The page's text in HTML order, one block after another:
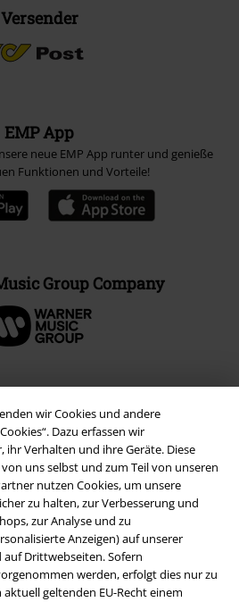
wir Cookies und andere
Dazu erfassen wir
Verhalten und ihre Geräte. Diese
uns selbst und zum Teil von unseren
nutzen Cookies, um unsere
zu halten, zur Verbesserung und
zur Analyse und zu
Anzeigen) auf unserer
auf Drittwebseiten. Sofern
werden, erfolgt dies nur zu
geltenden EU-Recht einem
Versender
EMP App
neue EMP App runter und genieße
Funktionen und Vorteile!
Group Company